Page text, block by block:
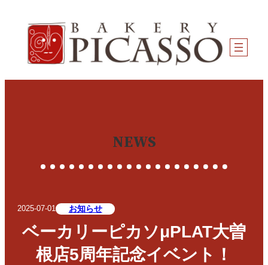
プ
NEWS
2025-07-01 お知らせ
ベーカリーピカソμPLAT大曽
根店5周年記念イベント！